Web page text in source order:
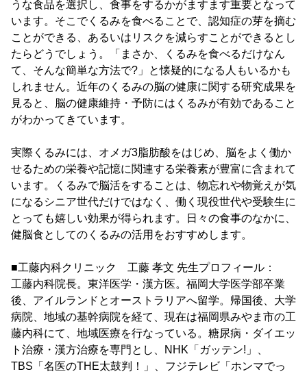
うな食品を選択し、食事をするかがますます重要となって
います。そこでくるみを食べることで、認知症の芽を摘む
ことができる、あるいはリスクを減らすことができるとし
たらどうでしょう。「まさか、くるみを食べるだけなん
て、そんな簡単な方法で?」と懐疑的になる人もいるかも
しれません。近年のくるみの脳の健康に関する研究成果を
見ると、脳の健康維持・予防にはくるみが有効であること
がわかってきています。
実際くるみには、オメガ3脂肪酸をはじめ、脳をよく働か
せるための栄養や記憶に関連する栄養素が豊富に含まれて
います。くるみで脳活をすることは、物忘れや物覚えが気
になるシニア世代だけではなく、働く現役世代や受験生に
とっても嬉しい効果が得られます。日々の食事のなかに、
健脳食としてのくるみの活用をおすすめします。
■工藤内科クリニック 工藤 孝文 先生プロフィール：
工藤内科院長。東洋医学・漢方医。福岡大学医学部卒業
後、アイルランドとオーストラリアへ留学。帰国後、大学
病院、地域の基幹病院を経て、現在は福岡県みやま市の工
藤内科にて、地域医療を行なっている。糖尿病・ダイエッ
ト治療・漢方治療を専門とし、NHK「ガッテン!」、
TBS「名医のTHE太鼓判！」、フジテレビ「ホンマでっ